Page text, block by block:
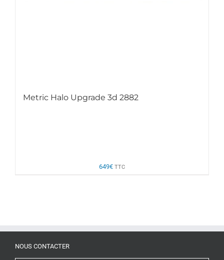
Metric Halo Upgrade 3d 2882
649€ TTC
NOUS CONTACTER